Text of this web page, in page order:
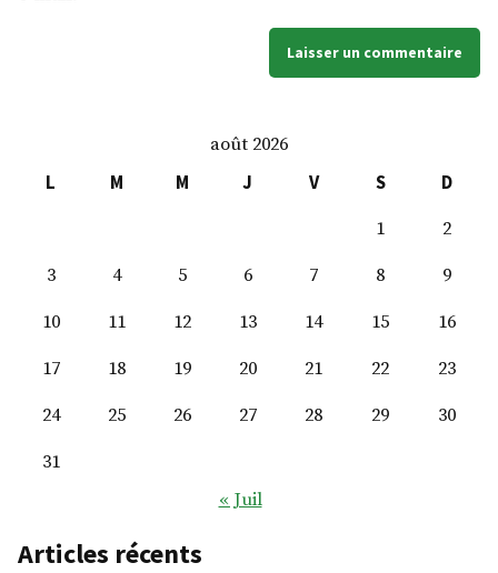
août 2026
L
M M J V S
D
1
2
3
4 5 6 7 8
9
10
11 12 13 14 15
16
17
18 19 20 21 22
23
24
25 26 27 28 29
30
31
« Juil
Articles récents